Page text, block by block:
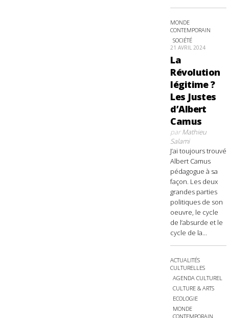
MONDE
CONTEMPORAIN
SOCIÉTÉ
21 AVRIL 2024
La
Révolution
légitime ?
Les Justes
d’Albert
Camus
parMathieu
Salami
J’ai toujours trouvé
Albert Camus
pédagogue à sa
façon. Les deux
grandes parties
politiques de son
oeuvre, le cycle
de l’absurde et le
cycle de la...
ACTUALITÉS
CULTURELLES
AGENDA CULTUREL
CULTURE & ARTS
ECOLOGIE
MONDE
CONTEMPORAIN